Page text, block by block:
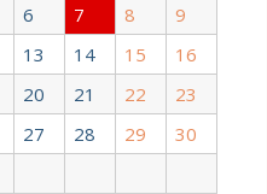
6 7 8
9
13 14 15
16
20 21 22
23
27 28 29
30